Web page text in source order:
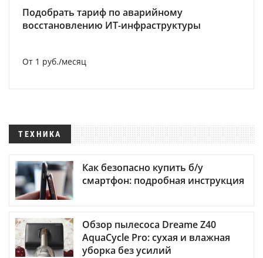
Подобрать тариф по аварийному
восстановлению ИТ-инфраструктуры
От 1 руб./месяц
ТЕХНИКА
Как безопасно купить б/у
смартфон: подробная инструкция
Обзор пылесоса Dreame Z40
AquaCycle Pro: сухая и влажная
уборка без усилий